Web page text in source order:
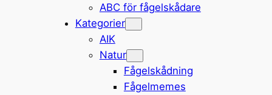
ABC för fågelskådare
Kategorier
AIK
Natur
Fågelskådning
Fågelmemes